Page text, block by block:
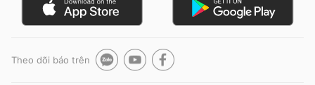
Chào ngày mới Tin 24h
Tin thị trường Tin 360
Đăng xuất
Theo dõi báo trên